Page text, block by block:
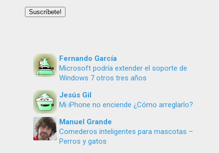
email
Suscríbete!
Fernando García
Microsoft podría extender el soporte de
Windows 7 otros tres años
Jesús Gil
Mi iPhone no enciende ¿Cómo arreglarlo?
Manuel Grande
Comederos inteligentes para mascotas –
Perros y gatos